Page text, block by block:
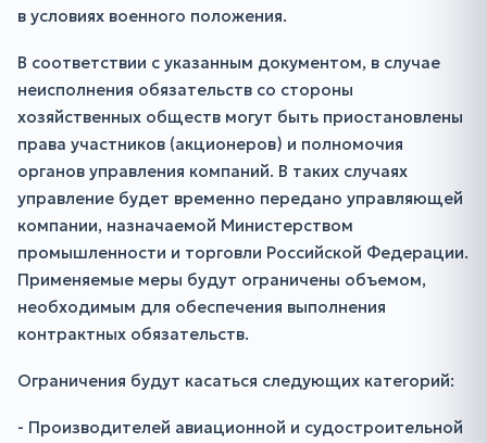
в условиях военного положения.
В соответствии с указанным документом, в случае
неисполнения обязательств со стороны
хозяйственных обществ могут быть приостановлены
права участников (акционеров) и полномочия
органов управления компаний. В таких случаях
управление будет временно передано управляющей
компании, назначаемой Министерством
промышленности и торговли Российской Федерации.
Применяемые меры будут ограничены объемом,
необходимым для обеспечения выполнения
контрактных обязательств.
Ограничения будут касаться следующих категорий:
- Производителей авиационной и судостроительной